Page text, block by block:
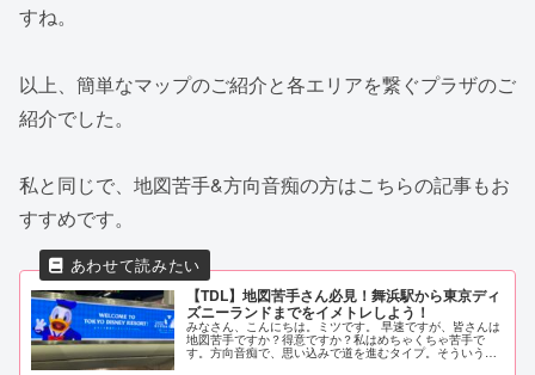
すね。
以上、簡単なマップのご紹介と各エリアを繋ぐプラザのご
紹介でした。
私と同じで、地図苦手&方向音痴の方はこちらの記事もお
すすめです。
【TDL】地図苦手さん必見！舞浜駅から東京ディ
ズニーランドまでをイメトレしよう！
みなさん、こんにちは。ミツです。 早速ですが、皆さんは
地図苦手ですか？得意ですか？私はめちゃくちゃ苦手で
す。方向音痴で、思い込みで道を進むタイプ。そういう人
多いのではないでしょうか。 そんな地図苦手さんにとっ